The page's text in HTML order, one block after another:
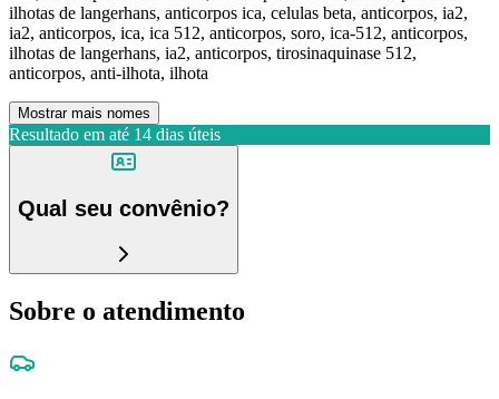
ilhotas de langerhans, anticorpos ica, celulas beta, anticorpos, ia2,
ia2, anticorpos, ica, ica 512, anticorpos, soro, ica-512, anticorpos,
ilhotas de langerhans, ia2, anticorpos, tirosinaquinase 512,
anticorpos, anti-ilhota, ilhota
Mostrar mais nomes
Resultado em até 14 dias úteis
Qual seu convênio?
Sobre o atendimento